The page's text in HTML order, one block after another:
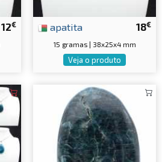
12€ 18€
apatita
15 gramas | 38x25x4 mm
Veja o produto